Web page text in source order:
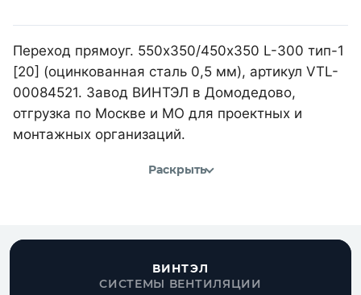
Переход прямоуг. 550х350/450х350 L-300 тип-1
[20] (оцинкованная сталь 0,5 мм), артикул VTL-
00084521. Завод ВИНТЭЛ в Домодедово,
отгрузка по Москве и МО для проектных и
монтажных организаций.
Раскрыть
ВИНТЭЛ
СИСТЕМЫ ВЕНТИЛЯЦИИ